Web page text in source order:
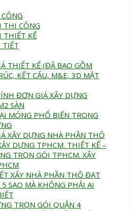
THI CÔNG
THIẾT KẾ
TIẾT
THIẾT KẾ (ĐÃ BAO GỒM
KẾT CẤU, M&E, 3D MẶT
ĐƠN GIÁ XÂY DỰNG
SÀN
MÓNG PHỔ BIẾN TRONG
XÂY DỰNG NHÀ PHẦN THÔ
DỰNG TPHCM. THIẾT KẾ –
TRỌN GÓI TPHCM. XÂY
XÂY NHÀ PHẦN THÔ ĐẠT
SAO MÀ KHÔNG PHẢI AI
TRỌN GÓI QUẬN 4